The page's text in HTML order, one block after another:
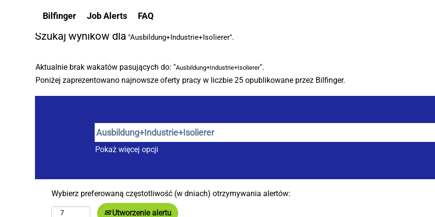
Bilfinger Job Alerts FAQ
Strona główna Ausbildung+Industrie+Isolierer w Bilfinger
Szukaj wyników dla "Ausbildung+Industrie+Isolierer".
Aktualnie brak wakatów pasujących do: "Ausbildung+Industrie+Isolierer".
Poniżej zaprezentowano najnowsze oferty pracy w liczbie 25 opublikowane przez Bilfinger.
Pokaż więcej opcji
Wybierz preferowaną częstotliwość (w dniach) otrzymywania alertów:
Utworzenie alertu